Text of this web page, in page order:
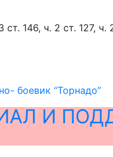
146, ч. 2 ст. 127, ч.
боевик “Торнадо”
И